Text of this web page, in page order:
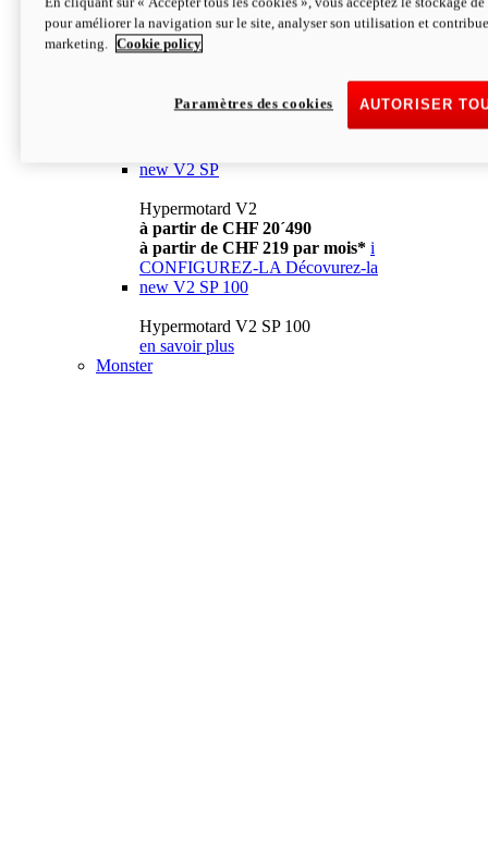
à partir de CHF 13´990 i
CONFIGUREZ-LA Décovurez-la
newV2
à partir de CHF 15´990
à partir de CHF 169 par mois* i
new V2 SP
Hypermotard V2
à partir de CHF 20´490
à partir de CHF 219 par mois* i
CONFIGUREZ-LA Décovurez-la
new V2 SP 100
Hypermotard V2 SP 100
en savoir plus
Monster
pour améliorer la navigation sur le site, analyser son utilisation et
marketing.
Cookie policy
AUTORISER
Paramètres des cookies